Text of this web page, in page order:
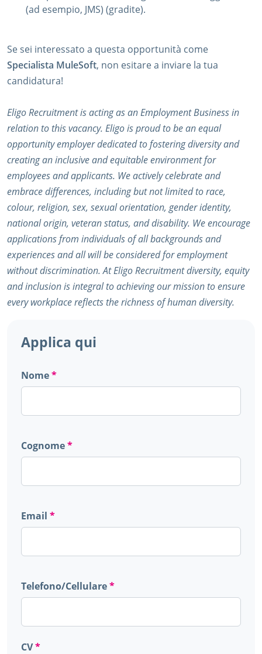
(ad esempio, JMS) (gradite).
Se sei interessato a questa opportunità come
Specialista MuleSoft, non esitare a inviare la tua
candidatura!
Eligo Recruitment is acting as an Employment Business in
relation to this vacancy. Eligo is proud to be an equal
opportunity employer dedicated to fostering diversity and
creating an inclusive and equitable environment for
employees and applicants. We actively celebrate and
embrace differences, including but not limited to race,
colour, religion, sex, sexual orientation, gender identity,
national origin, veteran status, and disability. We encourage
applications from individuals of all backgrounds and
experiences and all will be considered for employment
without discrimination. At Eligo Recruitment diversity, equity
and inclusion is integral to achieving our mission to ensure
every workplace reflects the richness of human diversity.
Applica qui
Nome
Cognome
Email
Telefono/Cellulare
CV